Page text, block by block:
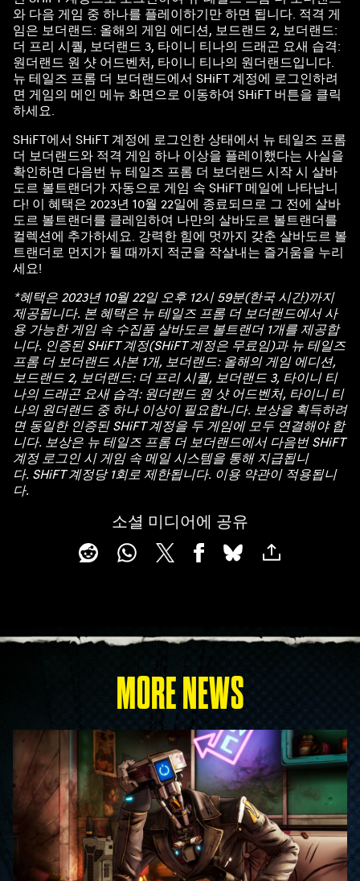
와 다음 게임 중 하나를 플레이하기만 하면 됩니다. 적격 게
임은 보더랜드: 올해의 게임 에디션, 보드랜드 2, 보더랜드:
더 프리 시퀄, 보더랜드 3, 타이니 티나의 드래곤 요새 습격:
원더랜드 원 샷 어드벤처, 타이니 티나의 원더랜드입니다.
뉴 테일즈 프롬 더 보더랜드에서 SHiFT 계정에 로그인하려
면 게임의 메인 메뉴 화면으로 이동하여 SHiFT 버튼을 클릭
하세요.
SHiFT에서 SHiFT 계정에 로그인한 상태에서 뉴 테일즈 프롬
더 보더랜드와 적격 게임 하나 이상을 플레이했다는 사실을
확인하면 다음번 뉴 테일즈 프롬 더 보더랜드 시작 시 살바
도르 볼트랜더가 자동으로 게임 속 SHiFT 메일에 나타납니
다! 이 혜택은 2023년 10월 22일에 종료되므로 그 전에 살바
도르 볼트랜더를 클레임하여 나만의 살바도르 볼트랜더를
컬렉션에 추가하세요. 강력한 힘에 멋까지 갖춘 살바도르 볼
트랜더로 먼지가 될 때까지 적군을 작살내는 즐거움을 누리
세요!
*혜택은 2023년 10월 22일 오후 12시 59분(한국 시간)까지
제공됩니다. 본 혜택은 뉴 테일즈 프롬 더 보더랜드에서 사
용 가능한 게임 속 수집품 살바도르 볼트랜더 1개를 제공합
니다. 인증된 SHiFT 계정(SHiFT 계정은 무료임)과 뉴 테일즈
프롬 더 보더랜드 사본 1개, 보더랜드: 올해의 게임 에디션,
보드랜드 2, 보더랜드: 더 프리 시퀄, 보더랜드 3, 타이니 티
나의 드래곤 요새 습격: 원더랜드 원 샷 어드벤처, 타이니 티
나의 원더랜드 중 하나 이상이 필요합니다. 보상을 획득하려
면 동일한 인증된 SHiFT 계정을 두 게임에 모두 연결해야 합
니다. 보상은 뉴 테일즈 프롬 더 보더랜드에서 다음번 SHiFT
계정 로그인 시 게임 속 메일 시스템을 통해 지급됩니
다. SHiFT 계정당 1회로 제한됩니다. 이용 약관이 적용됩니
다.
소셜 미디어에 공유
MORE NEWS